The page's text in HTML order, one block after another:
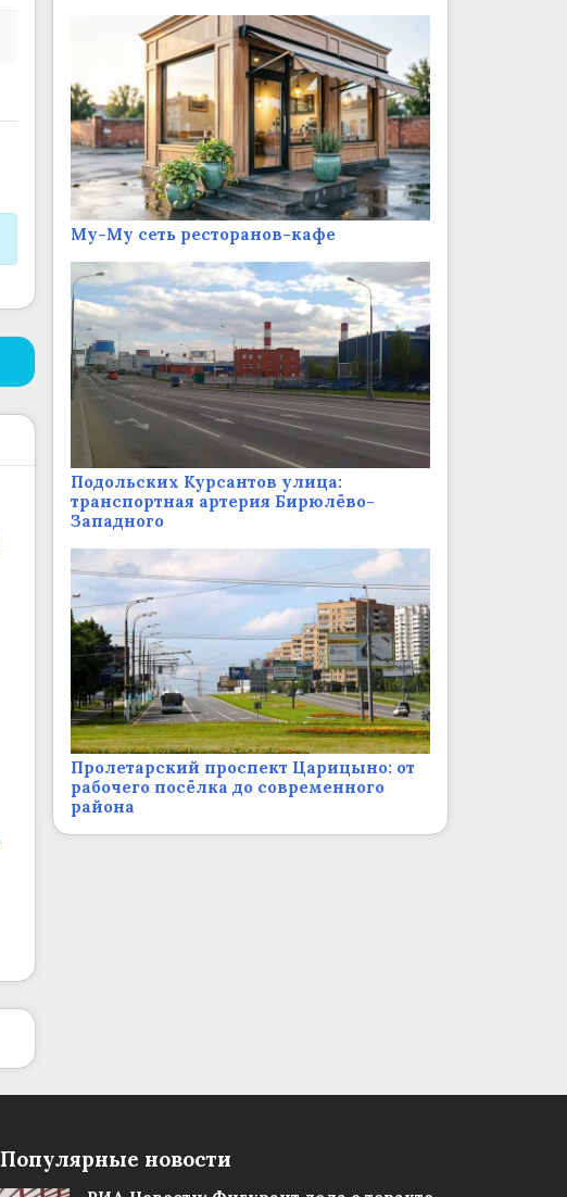
Му-Му сеть ресторанов-кафе
Подольских Курсантов улица:
транспортная артерия Бирюлёво-
Западного
Пролетарский проспект Царицыно: от
рабочего посёлка до современного
района
Популярные новости